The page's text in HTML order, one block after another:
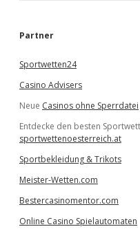
e
Partner
Sportwetten24
Casino Advisers
Neue Casinos ohne Sperrdatei
Entdecke den besten
sportwettenoesterreich.at
Sportbekleidung & Trikots
Meister-Wetten.com
Bestercasinomentor.com
Online Casino Spielautomaten